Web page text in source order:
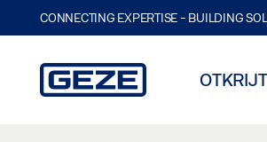
CONNECTING EXPERTISE - BUILDING